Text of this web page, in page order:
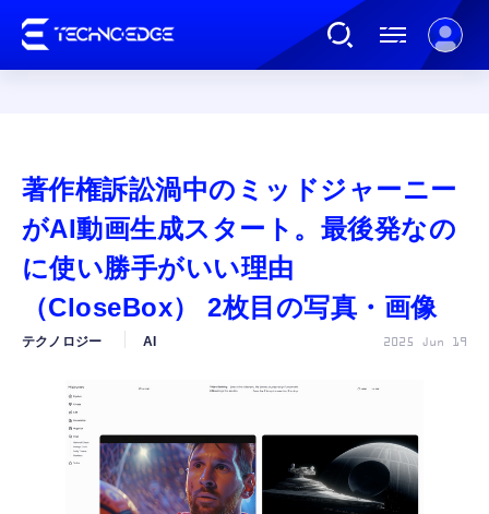
ガジェット
公式ストア
著作権訴訟渦中のミッドジャーニー
がAI動画生成スタート。最後発なの
に使い勝手がいい理由
（CloseBox） 2枚目の写真・画像
テクノロジー AI 2025 Jun 19